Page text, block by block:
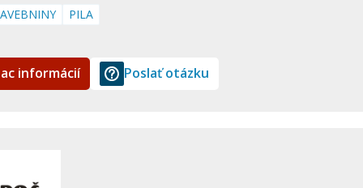
PILA
informácií Poslať otázku